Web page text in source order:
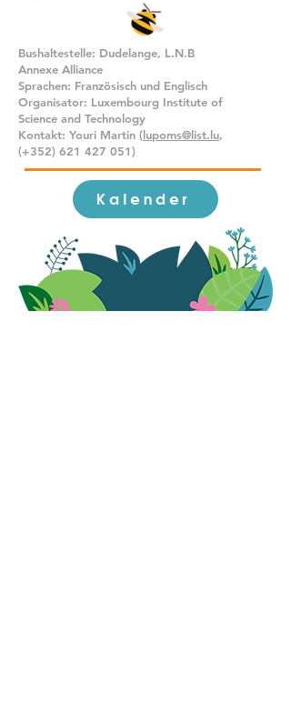
Bushaltestelle: Dudelange, L.N.B
Annexe Alliance
Sprachen: Französisch und Englisch
Organisator: Luxembourg Institute of
Science and Technology
Kontakt: Youri Martin (lupoms@list.lu,
(+352) 621 427 051)
Kalender